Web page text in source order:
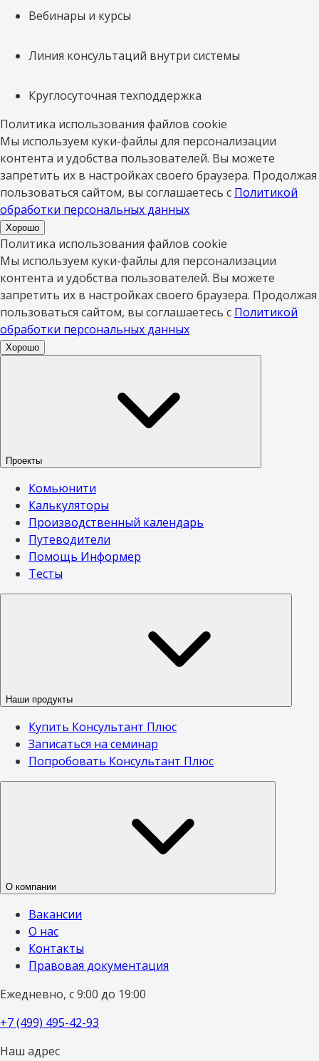
Вебинары и курсы
Линия консультаций внутри системы
Круглосуточная техподдержка
Политика использования файлов cookie
Мы используем куки-файлы для персонализации
контента и удобства пользователей. Вы можете
запретить их в настройках своего браузера. Продолжая
пользоваться сайтом, вы соглашаетесь с Политикой
обработки персональных данных
Хорошо
Политика использования файлов cookie
Мы используем куки-файлы для персонализации
контента и удобства пользователей. Вы можете
запретить их в настройках своего браузера. Продолжая
пользоваться сайтом, вы соглашаетесь с Политикой
обработки персональных данных
Хорошо
Проекты
Комьюнити
Калькуляторы
Производственный календарь
Путеводители
Помощь Информер
Тесты
Наши продукты
Купить Консультант Плюс
Записаться на семинар
Попробовать Консультант Плюс
О компании
Вакансии
О нас
Контакты
Правовая документация
Ежедневно, с 9:00 до 19:00
+7 (499) 495-42-93
Наш адрес